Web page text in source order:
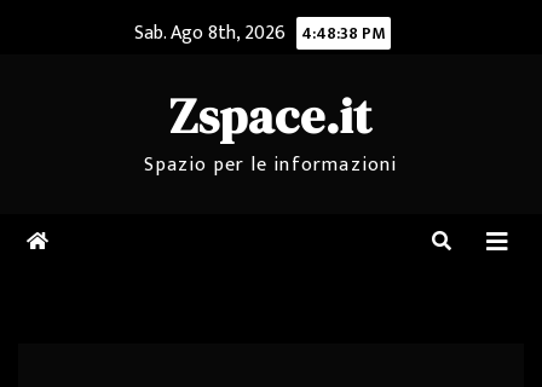
Sab. Ago 8th, 2026 4:48:38 PM
Zspace.it
Spazio per le informazioni